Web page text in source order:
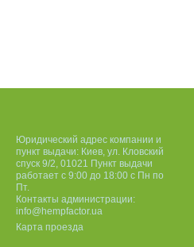
Юридический адрес компании и
пункт выдачи: Киев, ул. Кловский
спуск 9/2, 01021 Пункт выдачи
работает с 9:00 до 18:00 с Пн по
Пт.
Контакты администрации:
info@hempfactor.ua
Карта проезда